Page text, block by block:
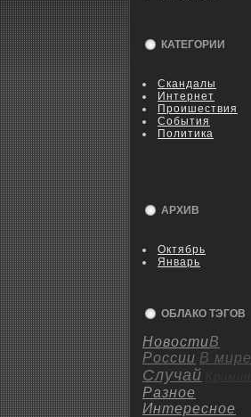
КАТЕГОРИИ
Скандалы
Интернет
Пpoишествия
События
Политика
АРХИВ
Октябрь
Январь
ОБЛАКО ТЭГОВ
НовостиВ
России В мире
Случай
Разное
Интересное